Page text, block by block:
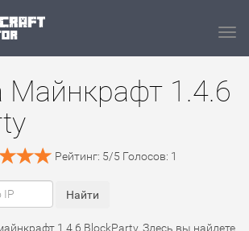
Майнкрафт 1.4.6
Рейтинг: 5/5 Голосов: 1
1.4.6 BlockParty. Здесь вы найдете